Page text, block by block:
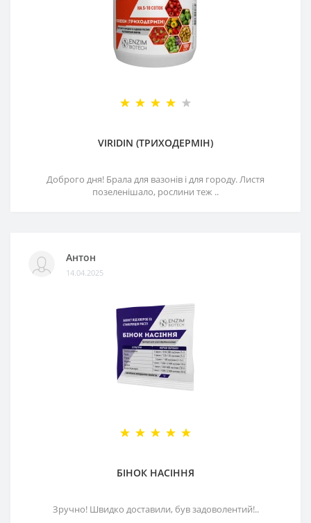
VIRIDIN (ТРИХОДЕРМІН)
Доброго дня! Брала для вазонів і для городу. Листя
позеленішало, рослини теж ..
Антон
14.04.2025
БІНОК НАСІННЯ
Зручно! Швидко доставили, був задоволентий!..